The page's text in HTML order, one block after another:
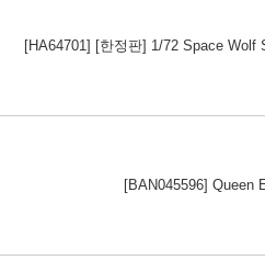
[HA64701] [한정판] 1/72 Space Wolf
[BAN045596] Queen